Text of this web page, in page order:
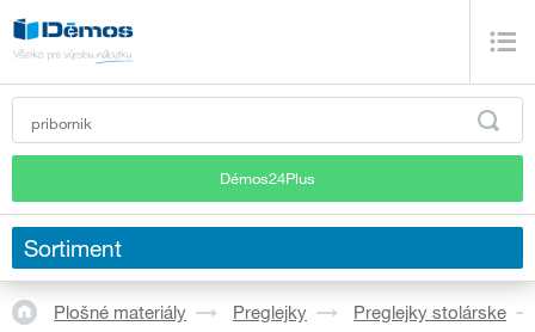
Démos24Plus
Sortiment
Plošné materiály Preglejky Preglejky stolárske